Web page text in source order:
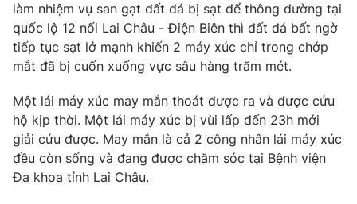
Góc doanh nghiệp
Truyền hình
Phim VTV
Nhân vật
Khán giả
Giải sao mai
Giải trí
Điện ảnh
Âm nhạc
Sao
Đời sống
Du lịch
Làm đẹp
Giáo dục
Tuyển sinh
làm nhiệm vụ san gạt đất đá bị sạt để thông đường tại
quốc lộ 12 nối Lai Châu - Điện Biên thì đất đá bất ngờ
tiếp tục sạt lở mạnh khiến 2 máy xúc chỉ trong chớp
mắt đã bị cuốn xuống vực sâu hàng trăm mét.
Một lái máy xúc may mắn thoát được ra và được cứu
hộ kịp thời. Một lái máy xúc bị vùi lấp đến 23h mới
giải cứu được. May mắn là cả 2 công nhân lái máy xúc
đều còn sống và đang được chăm sóc tại Bệnh viện
Đa khoa tỉnh Lai Châu.